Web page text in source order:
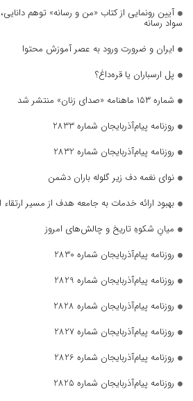
آیین رونمایی از کتاب «من و رسانه» توهم
سواد رسانه
ایران و ضرورت ورود به عصر آموزش محتوا
پل ارسباران یا قره‌داغ؟
شماره ۱۵۳ ماهنامه «صدای زنان» منتشر شد
روزنامه پیام‌آذربایجان شماره 2833
روزنامه پیام‌آذربایجان شماره 2832
نوای نغمه دف زیر گلوله باران دشمن
بهبود ارائه خدمات به جامعه هدف از مسیر ارتقاء
میانِ شکوهِ تاریخ و چالش‌های امروز
روزنامه پیام‌آذربایجان شماره 2830
روزنامه پیام‌آذربایجان شماره 2829
روزنامه پیام‌آذربایجان شماره 2828
روزنامه پیام‌آذربایجان شماره 2827
روزنامه پیام‌آذربایجان شماره 2826
روزنامه پیام‌آذربایجان شماره 2825